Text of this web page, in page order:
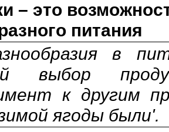
– это
питания
в
выбор
к другим
ягоды были'.